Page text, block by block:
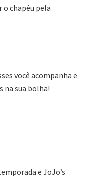
o chapéu pela
você acompanha e
na sua bolha!
e JoJo’s